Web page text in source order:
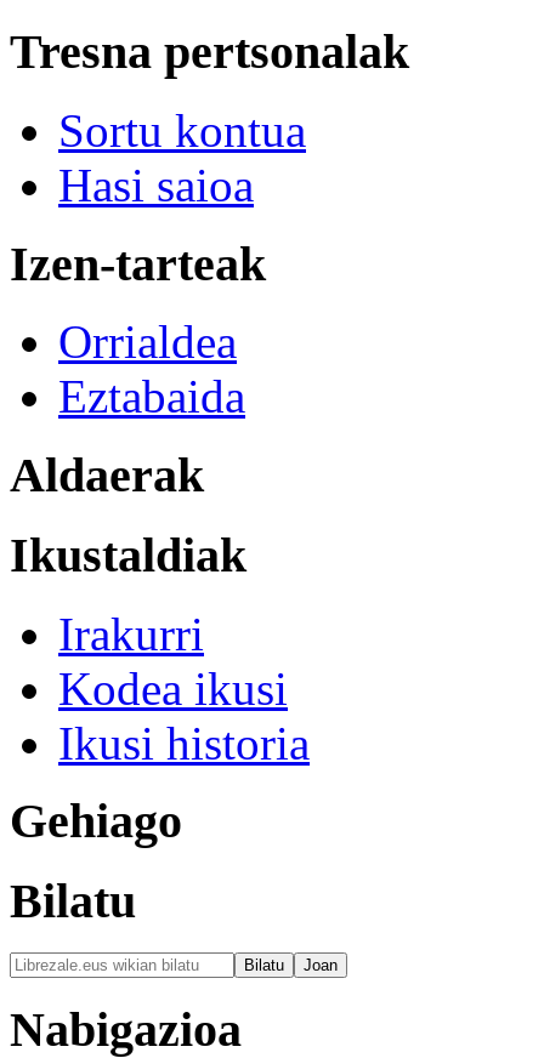
Tresna pertsonalak
Sortu kontua
Hasi saioa
Izen-tarteak
Orrialdea
Eztabaida
Aldaerak
Ikustaldiak
Irakurri
Kodea ikusi
Ikusi historia
Gehiago
Bilatu
Nabigazioa